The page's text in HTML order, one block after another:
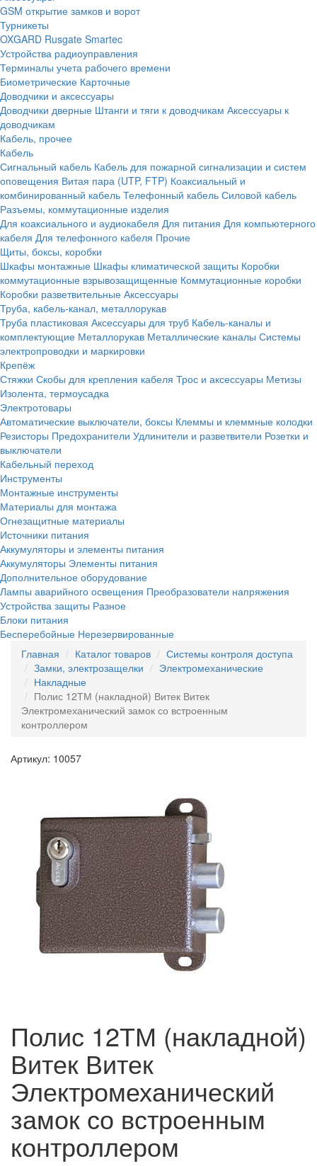
GSM открытие замков и ворот
Турникеты
OXGARD Rusgate Smartec
Устройства радиоуправления
Терминалы учета рабочего времени
Биометрические Карточные
Доводчики и аксессуары
Доводчики дверные Штанги и тяги к доводчикам Аксессуары к
доводчикам
Кабель, прочее
Кабель
Сигнальный кабель Кабель для пожарной сигнализации и систем
оповещения Витая пара (UTP, FTP) Коаксиальный и
комбинированный кабель Телефонный кабель Силовой кабель
Разъемы, коммутационные изделия
Для коаксиального и аудиокабеля Для питания Для компьютерного
кабеля Для телефонного кабеля Прочие
Щиты, боксы, коробки
Шкафы монтажные Шкафы климатической защиты Коробки
коммутационные взрывозащищенные Коммутационные коробки
Коробки разветвительные Аксессуары
Труба, кабель-канал, металлорукав
Труба пластиковая Аксессуары для труб Кабель-каналы и
комплектующие Металлорукав Металлические каналы Системы
электропроводки и маркировки
Крепёж
Стяжки Скобы для крепления кабеля Трос и аксессуары Метизы
Изолента, термоусадка
Электротовары
Автоматические выключатели, боксы Клеммы и клеммные колодки
Резисторы Предохранители Удлинители и разветвители Розетки и
выключатели
Кабельный переход
Инструменты
Монтажные инструменты
Материалы для монтажа
Огнезащитные материалы
Источники питания
Аккумуляторы и элементы питания
Аккумуляторы Элементы питания
Дополнительное оборудование
Лампы аварийного освещения Преобразователи напряжения
Устройства защиты Разное
Блоки питания
Бесперебойные Нерезервированные
Главная
Каталог товаров
Системы контроля доступа
Замки, электрозащелки
Электромеханические
Накладные
Полис 12ТМ (накладной) Витек Витек
Электромеханический замок со встроенным
контроллером
Артикул: 10057
Полис 12ТМ (накладной)
Витек Витек
Электромеханический
замок со встроенным
контроллером